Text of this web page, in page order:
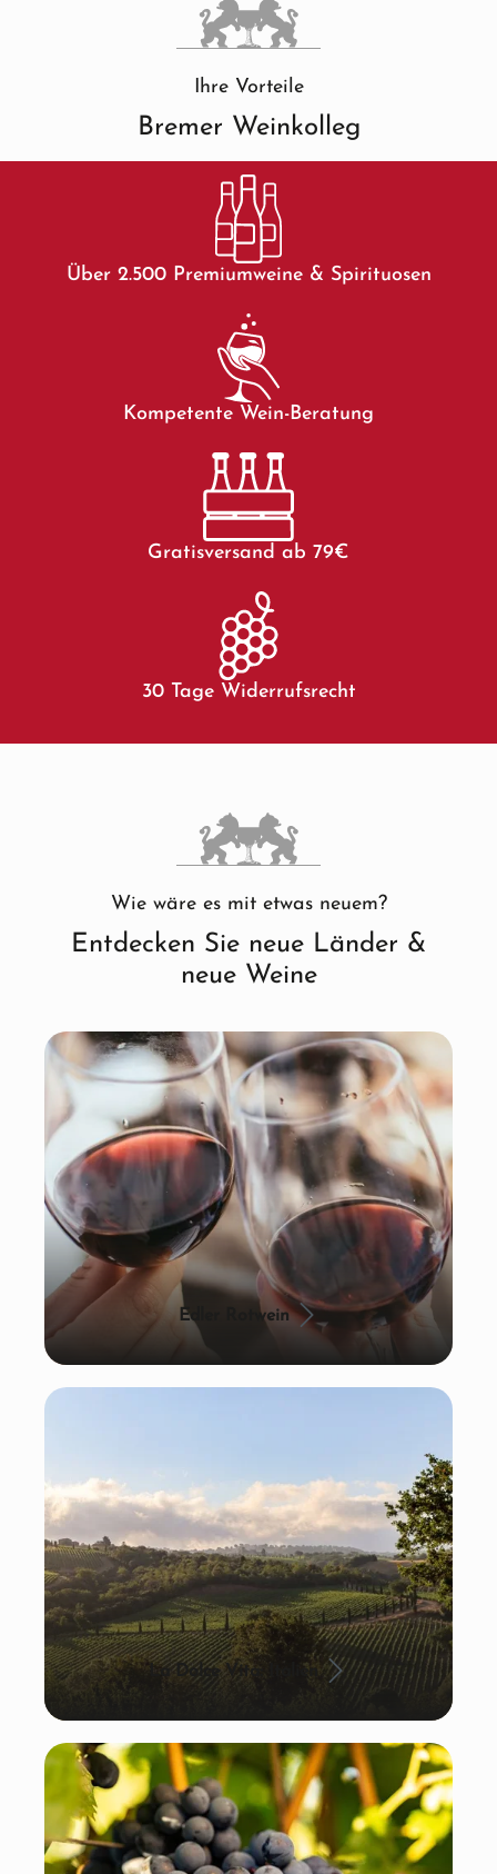
Ihre Vorteile
Bremer Weinkolleg
Über 2.500 Premiumweine & Spirituosen
Kompetente Wein-Beratung
Gratisversand ab 79€
30 Tage Widerrufsrecht
Wie wäre es mit etwas neuem?
Entdecken Sie neue Länder &
neue Weine
Edler Rotwein
La Dolce Vita: Italien